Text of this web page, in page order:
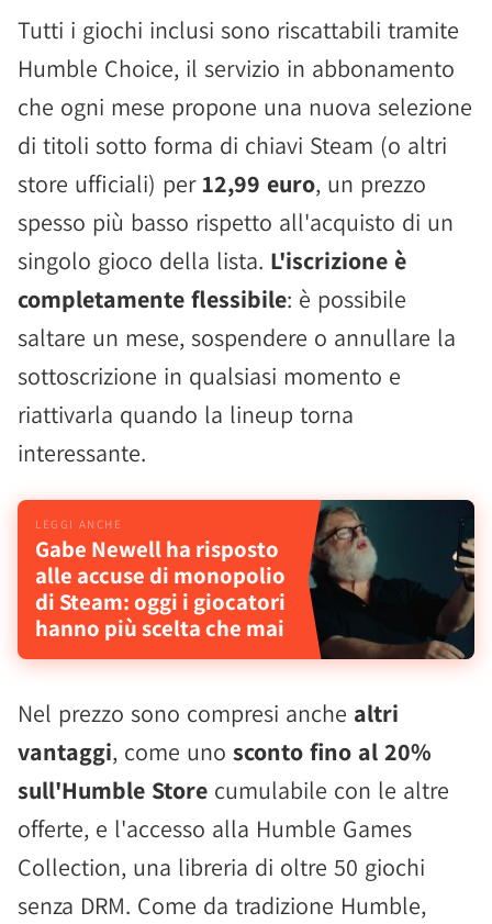
Tutti i giochi inclusi sono riscattabili tramite
Humble Choice, il servizio in abbonamento
che ogni mese propone una nuova selezione
di titoli sotto forma di chiavi Steam (o altri
store ufficiali) per12,99 euro, un prezzo
spesso più basso rispetto all'acquisto di un
singolo gioco della lista. L'iscrizione è
completamente flessibile: è possibile
saltare un mese, sospendere o annullare la
sottoscrizione in qualsiasi momento e
riattivarla quando la lineup torna
interessante.
Gabe Newell ha risposto
alle accuse di monopolio
di Steam: oggi i giocatori
hanno più scelta che mai
Nel prezzo sono compresi anche altri
vantaggi, come uno sconto fino al 20%
sull'Humble Store cumulabile con le altre
offerte, e l'accesso alla Humble Games
Collection, una libreria di oltre 50 giochi
senza DRM. Come da tradizione Humble,